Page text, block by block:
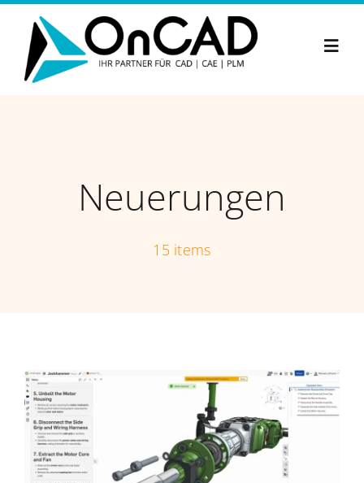
Inhalt
springen
Neuerungen
15 items